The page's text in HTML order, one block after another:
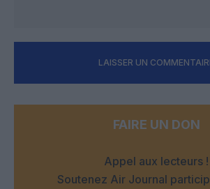
LAISSER UN
FAIRE UN DON
Appel aux lecteurs !
Soutenez Air Journal